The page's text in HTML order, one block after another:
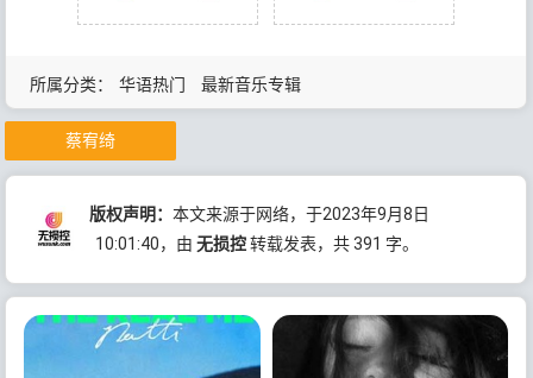
所属分类： 华语热门 最新音乐专辑
蔡宥绮
版权声明：本文来源于网络，于2023年9月8日
10:01:40，由无损控转载发表，共 391 字。